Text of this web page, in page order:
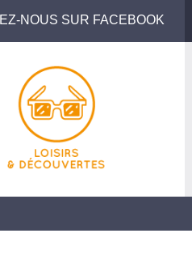
NOUS SUR FACEBOOK